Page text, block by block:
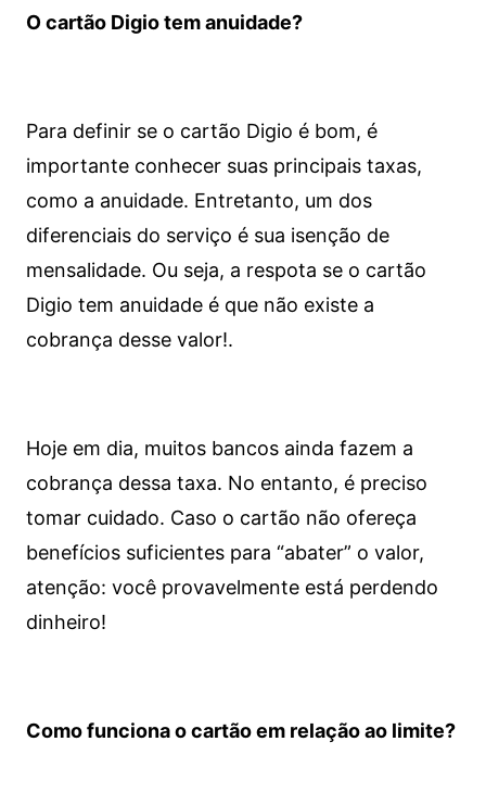
O cartão Digio tem anuidade?
Para definir se o cartão Digio é bom, é
importante conhecer suas principais taxas,
como a anuidade. Entretanto, um dos
diferenciais do serviço é sua isenção de
mensalidade. Ou seja, a respota se o cartão
Digio tem anuidade é que não existe a
cobrança desse valor!.
Hoje em dia, muitos bancos ainda fazem a
cobrança dessa taxa. No entanto, é preciso
tomar cuidado. Caso o cartão não ofereça
benefícios suficientes para “abater” o valor,
atenção: você provavelmente está perdendo
dinheiro!
Como funciona o cartão em relação ao limite?